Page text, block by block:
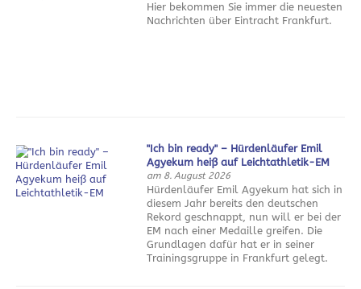
Hier bekommen Sie immer die neuesten
Nachrichten über Eintracht Frankfurt.
"Ich bin ready" – Hürdenläufer Emil
Agyekum heiß auf Leichtathletik-EM
am 8. August 2026
Hürdenläufer Emil Agyekum hat sich in
diesem Jahr bereits den deutschen
Rekord geschnappt, nun will er bei der
EM nach einer Medaille greifen. Die
Grundlagen dafür hat er in seiner
Trainingsgruppe in Frankfurt gelegt.